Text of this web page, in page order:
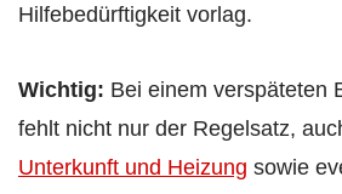
Hilfebedürftigkeit vorlag.
Wichtig: Bei einem verspäteten
fehlt nicht nur der Regelsatz,
Unterkunft und Heizung sowie